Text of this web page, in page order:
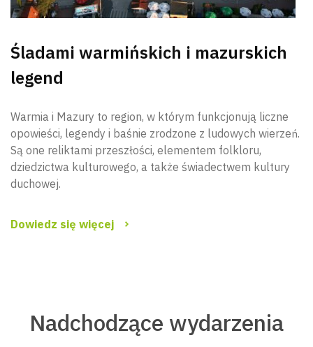
Śladami warmińskich i mazurskich
legend
Warmia i Mazury to region, w którym funkcjonują liczne
opowieści, legendy i baśnie zrodzone z ludowych wierzeń.
Są one reliktami przeszłości, elementem folkloru,
dziedzictwa kulturowego, a także świadectwem kultury
duchowej.
Dowiedz się więcej
Nadchodzące wydarzenia